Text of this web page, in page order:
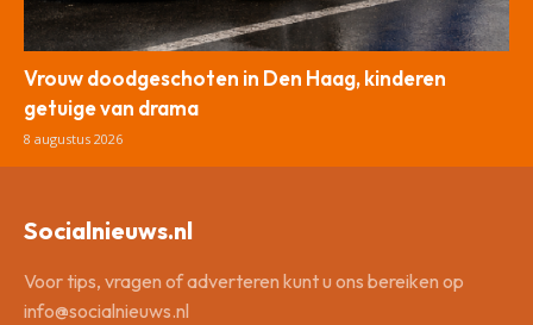
Vrouw doodgeschoten in Den Haag, kinderen
getuige van drama
8 augustus 2026
Socialnieuws.nl
Voor tips, vragen of adverteren kunt u ons bereiken op
info@socialnieuws.nl